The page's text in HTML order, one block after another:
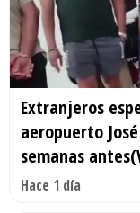
Extranjeros
aeropuerto
semanas
Hace 1 día